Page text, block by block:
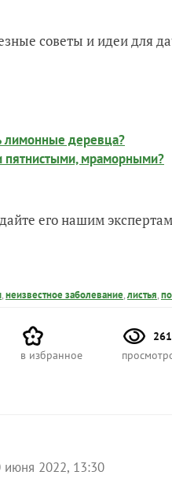
советы и идеи для
лимонные деревца?
пятнистыми, мраморными?
его нашим
,неизвестное заболевание,листья,
в избранное
июня 2022, 13:30